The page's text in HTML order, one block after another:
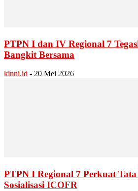
PTPN I dan IV Regional 7
Bangkit Bersama
kinni.id - 20 Mei 2026
PTPN I Regional 7 Perkuat
Sosialisasi ICOFR